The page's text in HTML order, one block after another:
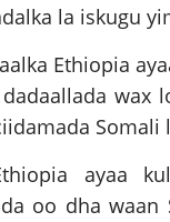
la iskugu
Ethiopia
wax
Somali
ayaa
oo dha